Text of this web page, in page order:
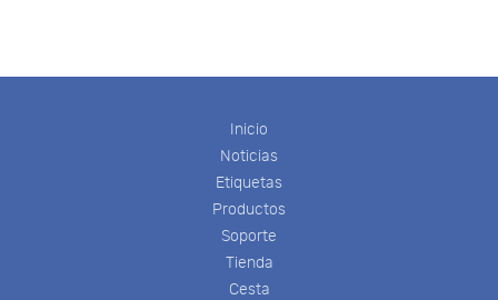
Inicio
Noticias
Etiquetas
Productos
Soporte
Tienda
Cesta